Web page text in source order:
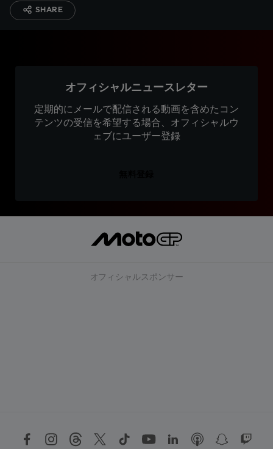
SHARE
オフィシャルニュースレター
定期的にメールで配信される動画を含めたコン
テンツの受信を希望する場合、オフィシャルウ
ェブにユーザー登録
オフィシャルスポンサー